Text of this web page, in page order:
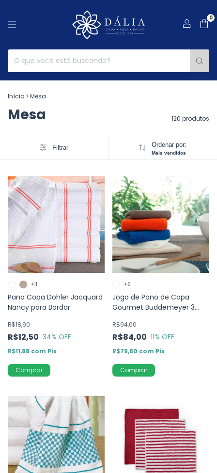
0
Início > Mesa
Mesa 120 produtos
Filtrar Ordenar por:
Mais vendidos
Pano Copa Dohler Jacquard
Nancy para Bordar
R$12,50
R$18,90
34% OFF
R$11,88 com Pix
+11
Comprar
Jogo de Pano de Copa
Gourmet Buddemeyer 3
R$84,00
R$94,00
11% OFF
R$79,80 com Pix
+9
Comprar